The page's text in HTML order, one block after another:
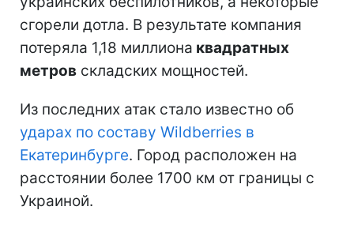
сгорели дотла. В результате компания
потеряла 1,18 миллиона квадратных
метров складских мощностей.
Из последних атак стало известно об
ударах по составу Wildberries в
Екатеринбурге. Город расположен на
расстоянии более 1700 км от границы с
Украиной.